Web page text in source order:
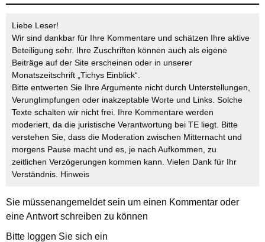
Liebe Leser!
Wir sind dankbar für Ihre Kommentare und schätzen Ihre aktive
Beteiligung sehr. Ihre Zuschriften können auch als eigene
Beiträge auf der Site erscheinen oder in unserer
Monatszeitschrift „Tichys Einblick“.
Bitte entwerten Sie Ihre Argumente nicht durch Unterstellungen,
Verunglimpfungen oder inakzeptable Worte und Links. Solche
Texte schalten wir nicht frei. Ihre Kommentare werden
moderiert, da die juristische Verantwortung bei TE liegt. Bitte
verstehen Sie, dass die Moderation zwischen Mitternacht und
morgens Pause macht und es, je nach Aufkommen, zu
zeitlichen Verzögerungen kommen kann. Vielen Dank für Ihr
Verständnis. Hinweis
Sie müssenangemeldetsein um einen Kommentar oder
eine Antwort schreiben zu können
Bitte loggen Sie sich ein